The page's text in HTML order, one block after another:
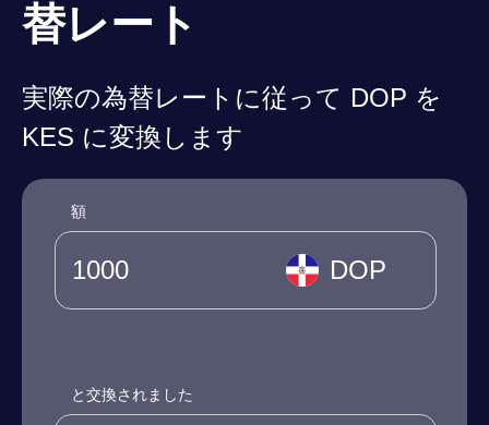
替レート
実際の為替レートに従って DOP を
KES に変換します
額
DOP
と交換されました